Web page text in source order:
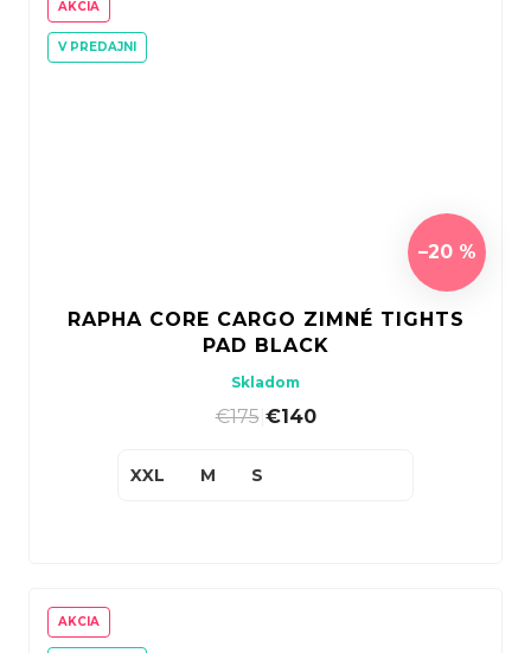
AKCIA
V PREDAJNI
–20 %
RAPHA CORE CARGO ZIMNÉ TIGHTS
PAD BLACK
Skladom
€175| €140
XXL M S
AKCIA